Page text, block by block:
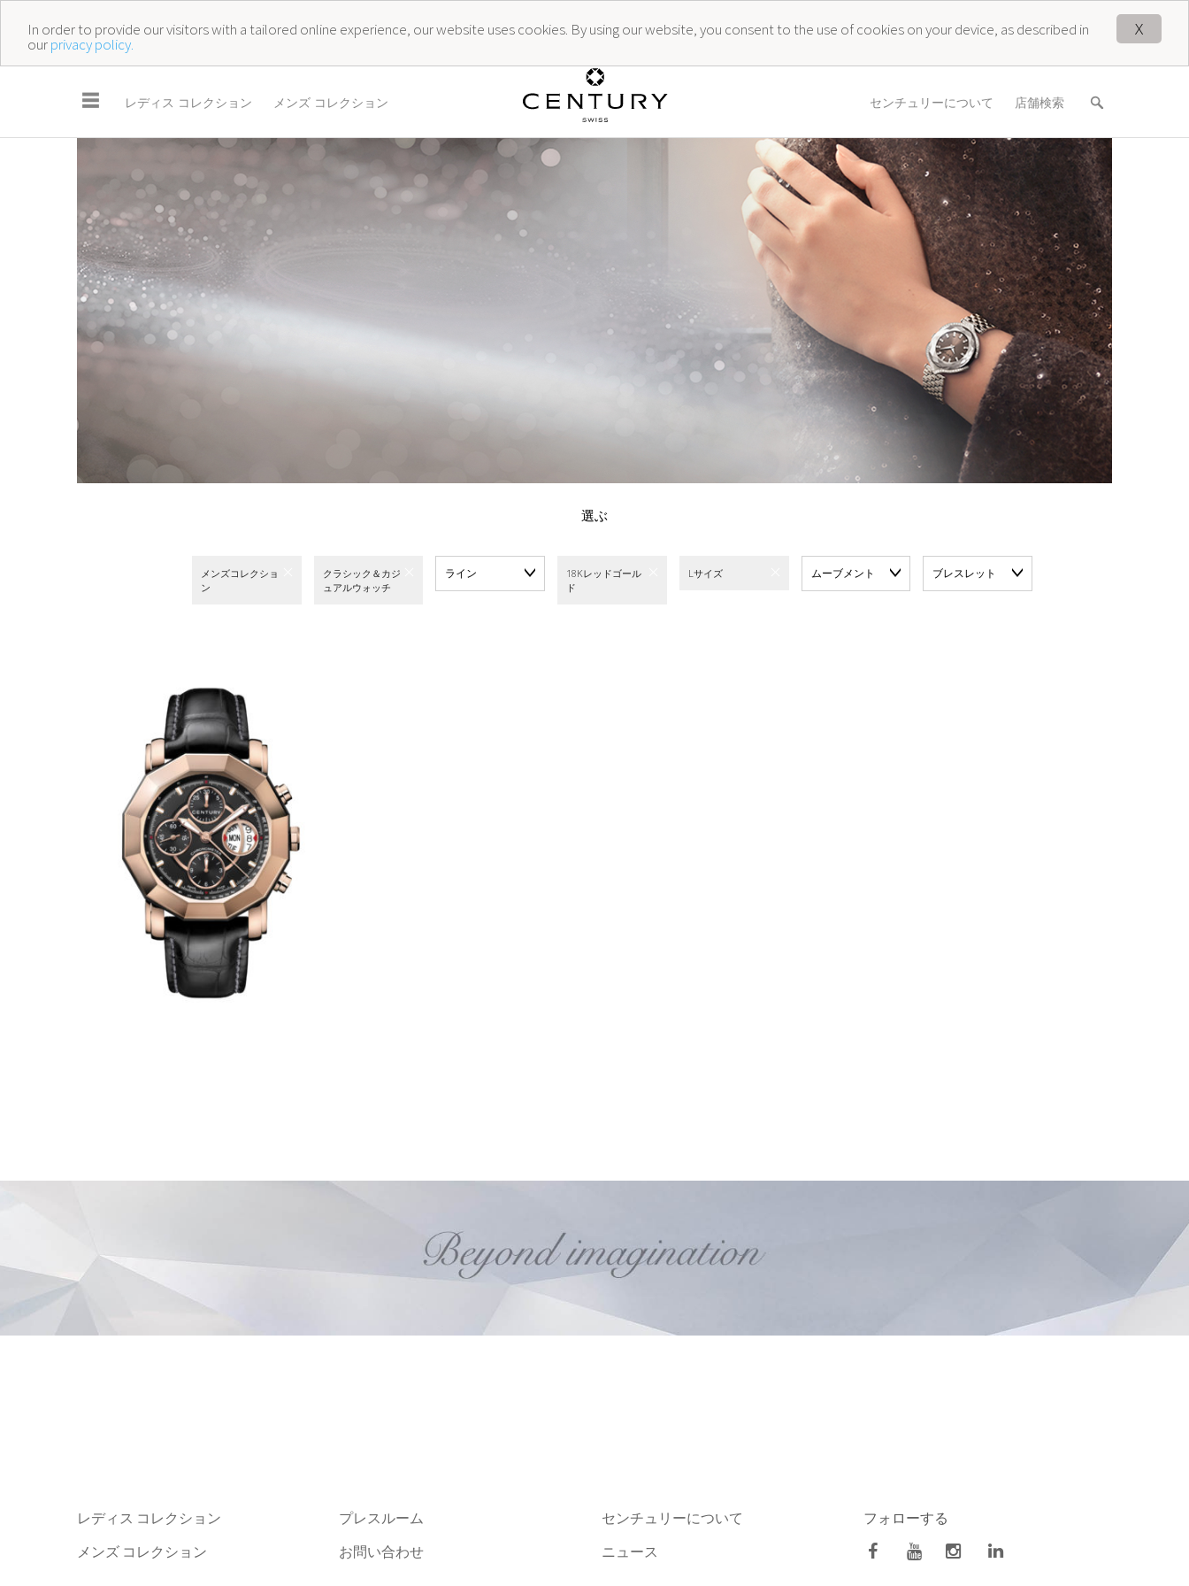
X
In order to provide our visitors with a tailored online experience, our website uses cookies. By using our website, you consent to the use of cookies on your device, as described in
ourprivacy policy.
☰ レディス コレクション メンズ コレクション センチュリーについて 店舗検索
選ぶ
メンズコレクショ
ン
クラシック＆カジ
ュアルウォッチ
ライン
18Kレッドゴール
ド
Lサイズ ムーブメント ブレスレット
レディス コレクション
メンズ コレクション
プレスルーム
お問い合わせ
センチュリーについて
ニュース
フォローする
facebookYoutubeInstagram